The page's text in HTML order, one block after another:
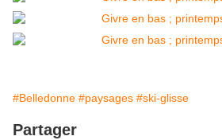
#Belledonne #paysages #ski-glisse
Partager